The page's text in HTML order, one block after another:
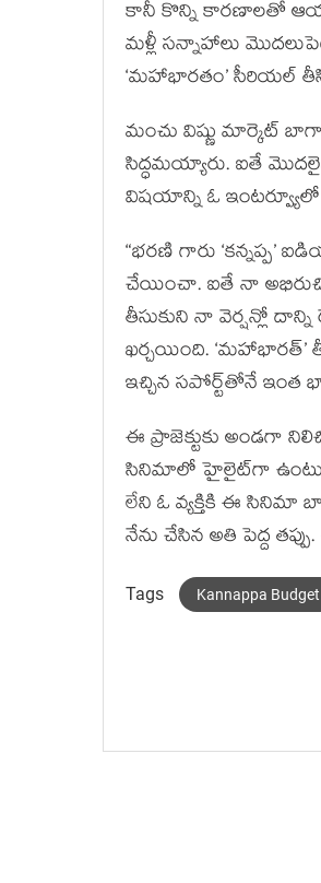
కానీ కొన్ని కారణాలతో
మళ్లీ సన్నాహాలు
‘మహాభారతం’ సీరియల్
మంచు విష్ణు మార్కెట్
సిద్ధమయ్యారు. ఐతే
విషయాన్ని ఓ ఇంటర్వ్యూలో
“భరణి గారు ‘కన్నప్ప’
చేయించా. ఐతే నా
తీసుకుని నా వెర్షన్లో
ఖర్చయింది. ‘మహాభారత్’
ఇచ్చిన సపోర్ట్‌తోనే
ఈ ప్రాజెక్టుకు అండగా
సినిమాలో హైలైట్‌గా
లేని ఓ వ్యక్తికి ఈ సినిమా
నేను చేసిన అతి పెద్ద
Tags Kannappa Budget